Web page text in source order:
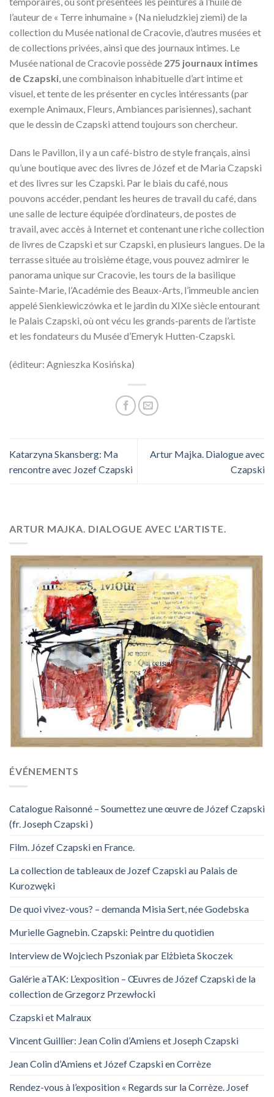
l’auteur de « Terre inhumaine » (Na nieludzkiej ziemi) de la
collection du Musée national de Cracovie, d’autres musées et
de collections privées, ainsi que des journaux intimes. Le
Musée national de Cracovie possède 275 journaux intimes
de Czapski, une combinaison inhabituelle d’art intime et
visuel, et tente de les présenter en cycles intéressants (par
exemple Animaux, Fleurs, Ambiances parisiennes), sachant
que le dessin de Czapski attend toujours son chercheur.
Dans le Pavillon, il y a un café-bistro de style français, ainsi
qu’une boutique avec des livres de Józef et de Maria Czapski
et des livres sur les Czapski. Par le biais du café, nous
pouvons accéder, pendant les heures de travail du café, dans
une salle de lecture équipée d’ordinateurs, de postes de
travail, avec accès à Internet et contenant une riche collection
de livres de Czapski et sur Czapski, en plusieurs langues. De la
terrasse située au troisième étage, vous pouvez admirer le
panorama unique sur Cracovie, les tours de la basilique
Sainte-Marie, l’Académie des Beaux-Arts, l’immeuble ancien
appelé Sienkiewiczówka et le jardin du XIXe siècle entourant
le Palais Czapski, où ont vécu les grands-parents de l’artiste
et les fondateurs du Musée d’Emeryk Hutten-Czapski.
(éditeur: Agnieszka Kosińska)
Katarzyna Skansberg: Ma
rencontre avec Jozef Czapski
Artur Majka. Dialogue avec
Czapski
ARTUR MAJKA. DIALOGUE AVEC L’ARTISTE.
ÉVÉNEMENTS
Catalogue Raisonné – Soumettez une œuvre de Józef Czapski
(fr. Joseph Czapski )
Film. Józef Czapski en France.
La collection de tableaux de Jozef Czapski au Palais de
Kurozwęki
De quoi vivez-vous? – demanda Misia Sert, née Godebska
Murielle Gagnebin. Czapski: Peintre du quotidien
Interview de Wojciech Pszoniak par Elżbieta Skoczek
Galérie aTAK: L’exposition – Œuvres de Józef Czapski de la
collection de Grzegorz Przewłocki
Czapski et Malraux
Vincent Guillier: Jean Colin d’Amiens et Joseph Czapski
Jean Colin d’Amiens et Józef Czapski en Corrèze
Rendez-vous à l’exposition « Regards sur la Corrèze. Josef